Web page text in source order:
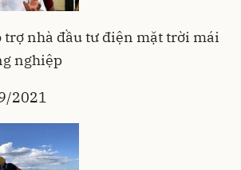
trợ nhà đầu tư điện mặt trời mái
nghiệp
2021